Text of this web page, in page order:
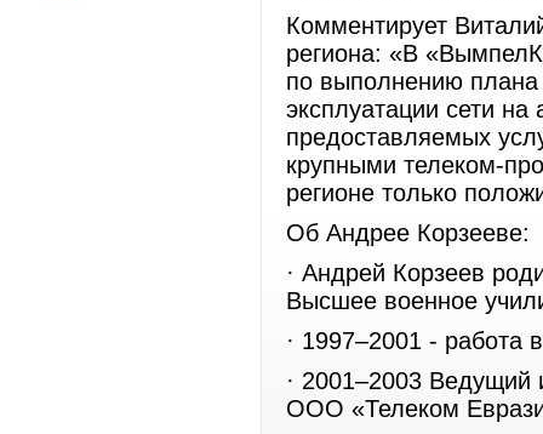
Комментирует
региона: «В
по выполнению плана
эксплуатации сети на
предоставляемых
крупными телеком-
регионе только
Об Андрее Корзееве:
· Андрей Корзеев
Высшее военное
· 1997–2001 - работа
· 2001–2003 Ведущий
ООО «Телеком